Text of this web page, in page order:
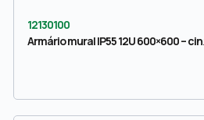
12130100
Armário mural IP55 12U 600×600 –